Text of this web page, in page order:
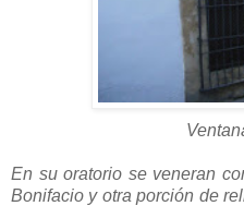
En su oratorio se veneran
Bonifacio y otra porción de